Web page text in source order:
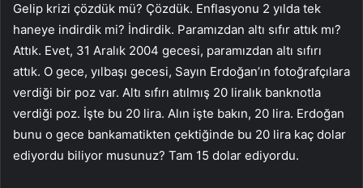
Gelip krizi çözdük mü? Çözdük. Enflasyonu 2 yılda tek
haneye indirdik mi? İndirdik. Paramızdan altı sıfır attık mı?
Attık. Evet, 31 Aralık 2004 gecesi, paramızdan altı sıfırı
attık. O gece, yılbaşı gecesi, Sayın Erdoğan’ın fotoğrafçılara
verdiği bir poz var. Altı sıfırı atılmış 20 liralık banknotla
verdiği poz. İşte bu 20 lira. Alın işte bakın, 20 lira. Erdoğan
bunu o gece bankamatikten çektiğinde bu 20 lira kaç dolar
ediyordu biliyor musunuz? Tam 15 dolar ediyordu.